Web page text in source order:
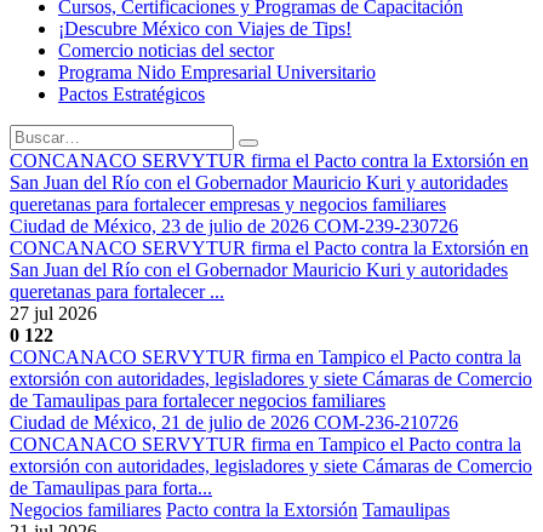
Cursos, Certificaciones y Programas de Capacitación
¡Descubre México con Viajes de Tips!
Comercio noticias del sector
Programa Nido Empresarial Universitario
Pactos Estratégicos
CONCANACO SERVYTUR firma el Pacto contra la Extorsión en
San Juan del Río con el Gobernador Mauricio Kuri y autoridades
queretanas para fortalecer empresas y negocios familiares
Ciudad de México, 23 de julio de 2026 COM-239-230726
CONCANACO SERVYTUR firma el Pacto contra la Extorsión en
San Juan del Río con el Gobernador Mauricio Kuri y autoridades
queretanas para fortalecer ...
27 jul 2026
0 122
CONCANACO SERVYTUR firma en Tampico el Pacto contra la
extorsión con autoridades, legisladores y siete Cámaras de Comercio
de Tamaulipas para fortalecer negocios familiares
Ciudad de México, 21 de julio de 2026 COM-236-210726
CONCANACO SERVYTUR firma en Tampico el Pacto contra la
extorsión con autoridades, legisladores y siete Cámaras de Comercio
de Tamaulipas para forta...
Negocios familiares Pacto contra la Extorsión Tamaulipas